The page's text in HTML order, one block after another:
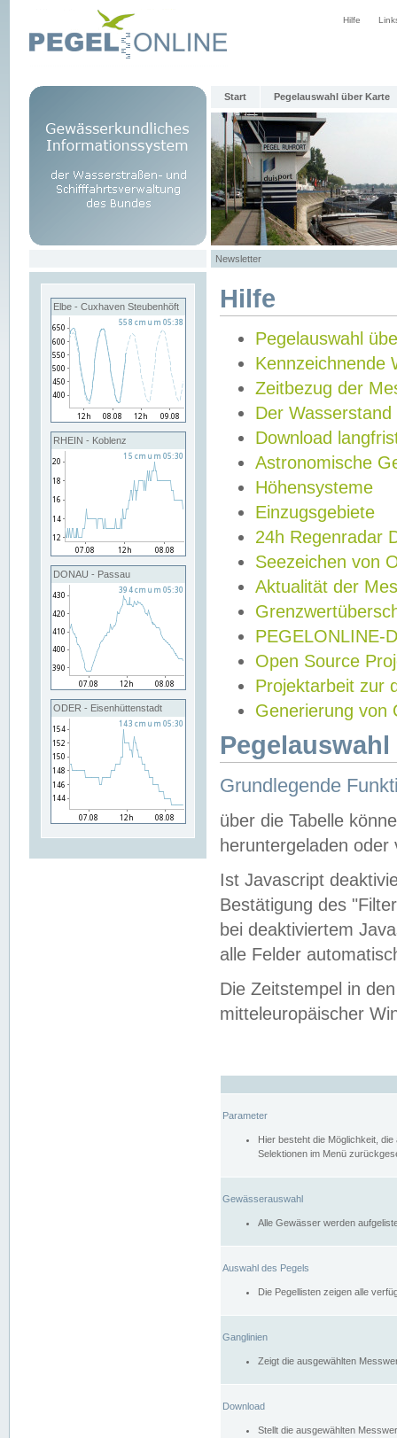
Hilfe
Start Pegelauswahl über Karte
Newsletter
Elbe - Cuxhaven Steubenhöft
RHEIN - Koblenz
DONAU - Passau
ODER - Eisenhüttenstadt
Hilfe
Pegelauswahl
Kennzeichnende
Zeitbezug der
Der Wasserstand
Download
Astronomische
Höhensysteme
Einzugsgebiete
24h Regenradar
Seezeichen von
Aktualität der
PEGELONLINE-
Open Source
Projektarbeit zur
Generierung von
Grundlegende
über die Tabelle
heruntergeladen oder
Ist Javascript
Bestätigung des
bei deaktiviertem
alle Felder
Die Zeitstempel in
mitteleuropäischer
Parameter
Hier besteht die Möglichkeit,
Selektionen im Menü
Gewässerauswahl
Alle Gewässer werden
Auswahl des Pegels
Die Pegellisten zeigen alle
Ganglinien
Zeigt die ausgewählten
Download
Stellt die ausgewählten